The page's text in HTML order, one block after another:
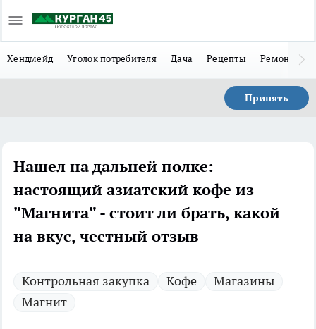
Хендмейд Уголок потребителя Дача Рецепты Ремонт
Принять
Нашел на дальней полке:
настоящий азиатский кофе из
"Магнита" - стоит ли брать, какой
на вкус, честный отзыв
Контрольная закупка Кофе
Магазины
Магнит